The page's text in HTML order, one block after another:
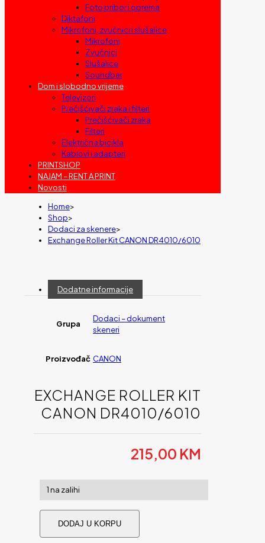
Foto pribor i oprema
Diktafoni
Mikrofoni, zvučnici i slušalice
Mikrofoni
Zvučnici
Slušalice
Soundbar
Dom i slobodno vrijeme
Televizori
Prečišćivači zraka i filteri
Prečišćivači zraka
Filteri
Električna bicikla
Kablovi i adapteri
PRINTSHOP
NAJAM – RENT A PRINT
Novosti
Home>
Shop>
Dodaci za skenere>
Exchange Roller Kit CANON DR4010/6010
Dodatne informacije
Grupa
Dodaci – dokument
skeneri
Proizvođač CANON
EXCHANGE ROLLER KIT
CANON DR4010/6010
215,00 KM
1 na zalihi
Exchange
Roller
Kit
DODAJ U KORPU